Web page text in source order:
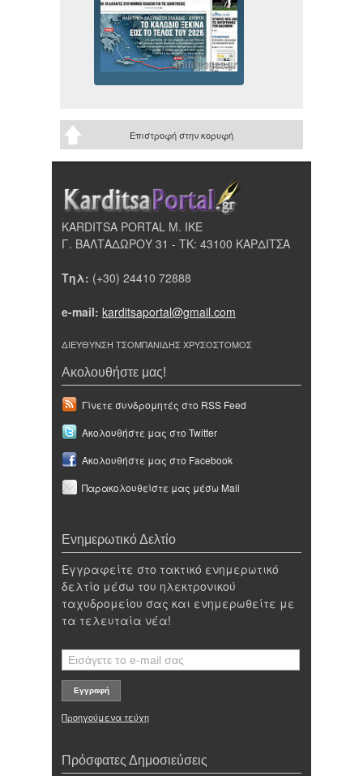
Επιστροφή στην κορυφή
KARDITSA PORTAL Μ. ΙΚΕ
Γ. ΒΑΛΤΑΔΩΡΟΥ 31 - ΤΚ: 43100 ΚΑΡΔΙΤΣΑ
Τηλ: (+30) 24410 72888
e-mail: karditsaportal@gmail.com
ΔΙΕΥΘΥΝΣΗ ΤΣΟΜΠΑΝΙΔΗΣ ΧΡΥΣΟΣΤΟΜΟΣ
Ακολουθήστε μας!
Γίνετε συνδρομητές στο RSS Feed
Ακολουθήστε μας στο Twitter
Ακολουθήστε μας στο Facebook
Παρακολουθείστε μας μέσω Mail
Ενημερωτικό Δελτίο
Εγγραφείτε στο τακτικό ενημερωτικό
δελτίο μέσω του ηλεκτρονικού
ταχυδρομείου σας και ενημερωθείτε με
τα τελευταία νέα!
Προηγούμενα τεύχη
Πρόσφατες Δημοσιεύσεις